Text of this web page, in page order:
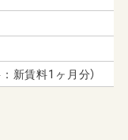
新賃料1ヶ月分）